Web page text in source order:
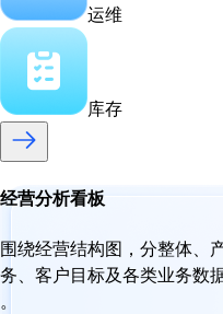
运维
库存
经营分析看板
围绕经营结构图，分整体、
务、客户目标及各类业务数
。